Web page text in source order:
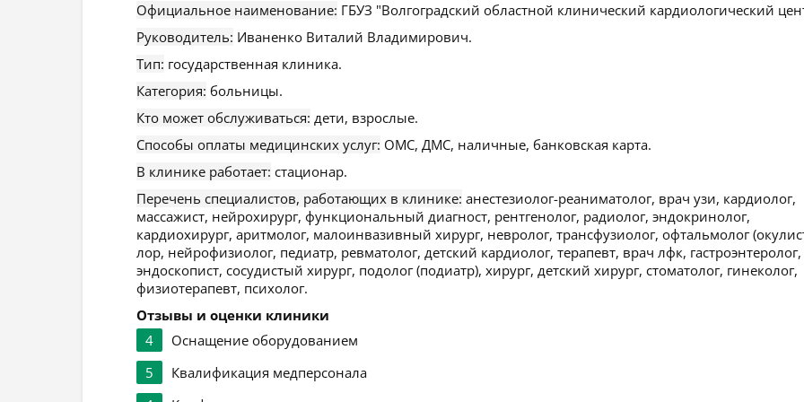
Официальное наименование: ГБУЗ "Волгоградский областной клинический кардиологический
Руководитель: Иваненко Виталий Владимирович.
Тип: государственная клиника.
Категория: больницы.
Кто может обслуживаться: дети, взрослые.
Способы оплаты медицинских услуг: ОМС, ДМС, наличные, банковская карта.
В клинике работает: стационар.
Перечень специалистов, работающих в клинике: анестезиолог-реаниматолог, врач узи, кардиолог,
массажист, нейрохирург, функциональный диагност, рентгенолог, радиолог, эндокринолог,
кардиохирург, аритмолог, малоинвазивный хирург, невролог, трансфузиолог, офтальмолог
лор, нейрофизиолог, педиатр, ревматолог, детский кардиолог, терапевт, врач лфк, гастроэнтеролог,
эндоскопист, сосудистый хирург, подолог (подиатр), хирург, детский хирург, стоматолог, гинеколог,
физиотерапевт, психолог.
Отзывы и оценки клиники
4
Оснащение оборудованием
5
Квалификация медперсонала